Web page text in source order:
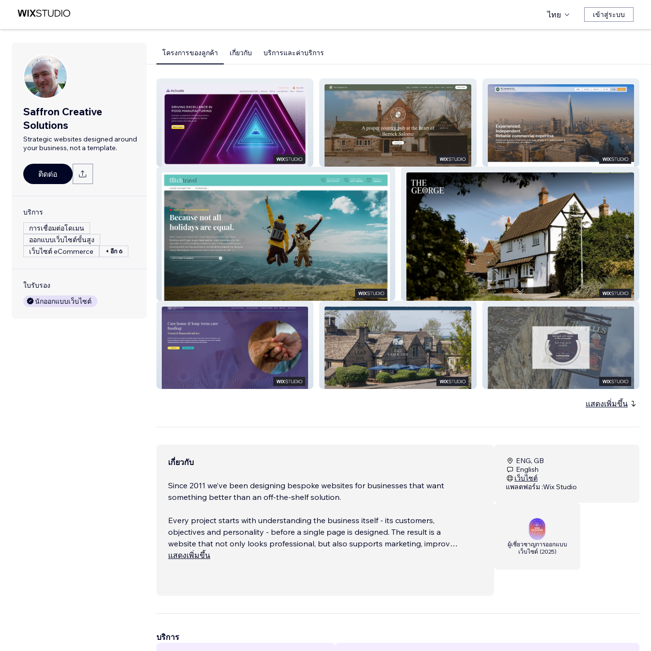
ไทย เข้าสู่ระบบ
Saffron Creative
Solutions
Strategic websites designed around
your business, not a template.
ติดต่อ
บริการ
การเชื่อมต่อโดเมน
ออกแบบเว็บไซต์ขั้นสูง
เว็บไซต์ eCommerce
+ อีก 6
ใบรับรอง
นักออกแบบเว็บไซต์
โครงการของลูกค้า เกี่ยวกับ บริการและค่าบริการ
The Chequers Inn RL Huxter
Flitch Travel The George Inn
Eldercare Group The Lamb Inn The Five Alls
แสดงเพิ่มขึ้น
เกี่ยวกับ
Since 2011 we’ve been designing bespoke websites for businesses that want
something better than an off-the-shelf solution.
Every project starts with understanding the business itself - its customers,
objectives and personality - before a single page is designed. The result is a
website that not only looks professional, but also supports marketing, improves
visibility on Google and is straightforward to manage long after launch.
stores, CMS-driven platforms and SEO-focused business websites built in Wix
แสดงเพิ่มขึ้น
ENG, GB
English
เว็บไซต์
แพลตฟอร์ม :Wix Studio
ผู้เชี่ยวชาญการออกแบบ
เว็บไซต์ (2025)
บริการ